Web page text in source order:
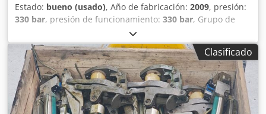
Estado: bueno (usado), Año de fabricación: 2009, presión:
330 bar, presión de funcionamiento: 330 bar, Grupo de
bombeo de alta presión estacionario Hammelmann HDP 77
sobre bastidor base. Similar pero no Kamat, Uraca, Woma.
Tipo de bomba: HDP 77 Presión de servicio: 330 bar
Caudal: 59 l/min. Velocidad de accionamiento: 1500 rpm.
Potencia motriz: 37 kW con motor eléctrico Siemens
1LA6223-4AA60 45 kW con válvula de control de presión,
con válvula de seguridad, con sistema de refrigeración por
Clasificado